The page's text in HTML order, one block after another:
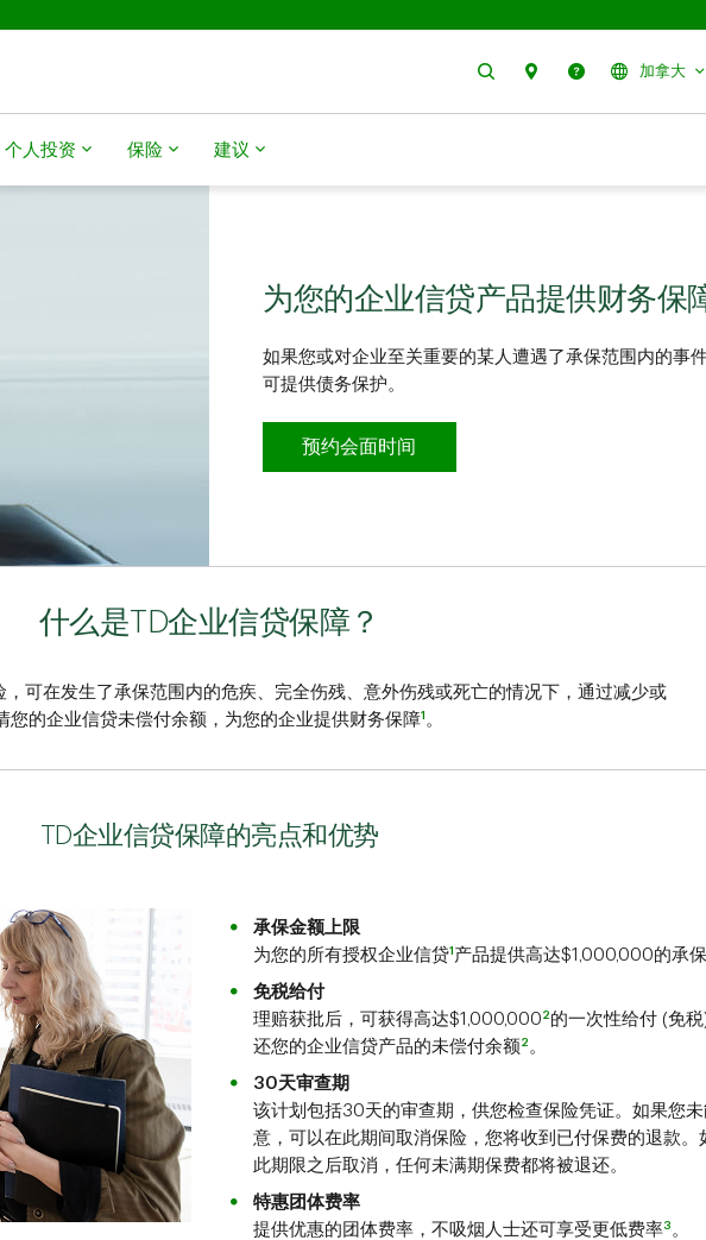
搜索 分行预约帮助 加拿大
个人投资 保险 建议
为您的企业信贷产品提供财务保
如果您或对企业至关重要的某人遭遇了承保范围内的事
可提供债务保护。
预约会面时间
什么是TD企业信贷保障？
，可在发生了承保范围内的危疾、完全伤残、意外伤残或死亡的情况下，通过减少或
您的企业信贷未偿付余额，为您的企业提供财务保障1 。
TD企业信贷保障的亮点和优势
承保金额上限
为您的所有授权企业信贷1 产品提供高达$1,000,000的承保
免税给付
理赔获批后，可获得高达$1,000,000 2 的一次性给付 (免
还您的企业信贷产品的未偿付余额 2 。
30天审查期
该计划包括30天的审查期，供您检查保险凭证。如果您
意，可以在此期间取消保险，您将收到已付保费的退款。
此期限之后取消，任何未满期保费都将被退还。
特惠团体费率
提供优惠的团体费率，不吸烟人士还可享受更低费率3 。